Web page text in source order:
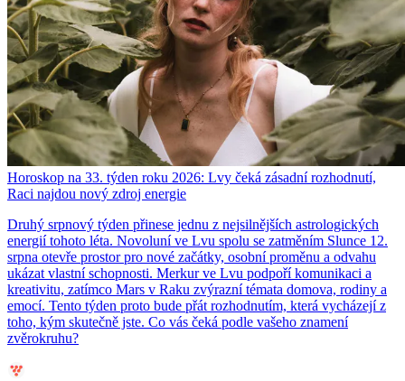
Horoskop na 33. týden roku 2026: Lvy čeká zásadní rozhodnutí,
Raci najdou nový zdroj energie
Druhý srpnový týden přinese jednu z nejsilnějších astrologických
energií tohoto léta. Novoluní ve Lvu spolu se zatměním Slunce 12.
srpna otevře prostor pro nové začátky, osobní proměnu a odvahu
ukázat vlastní schopnosti. Merkur ve Lvu podpoří komunikaci a
kreativitu, zatímco Mars v Raku zvýrazní témata domova, rodiny a
emocí. Tento týden proto bude přát rozhodnutím, která vycházejí z
toho, kým skutečně jste. Co vás čeká podle vašeho znamení
zvěrokruhu?